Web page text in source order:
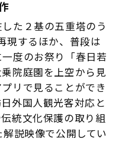
た２基の五重塔のう
現するほか、普段は
度のお祭り「春日若
院庭園を上空から見
リで見ることができ
外国人観光客対応と
統文化保護の取り組
説映像で公開してい